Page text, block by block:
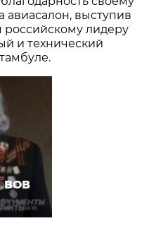
авиасалон, выступив
лидеру
и технический
ВОВ